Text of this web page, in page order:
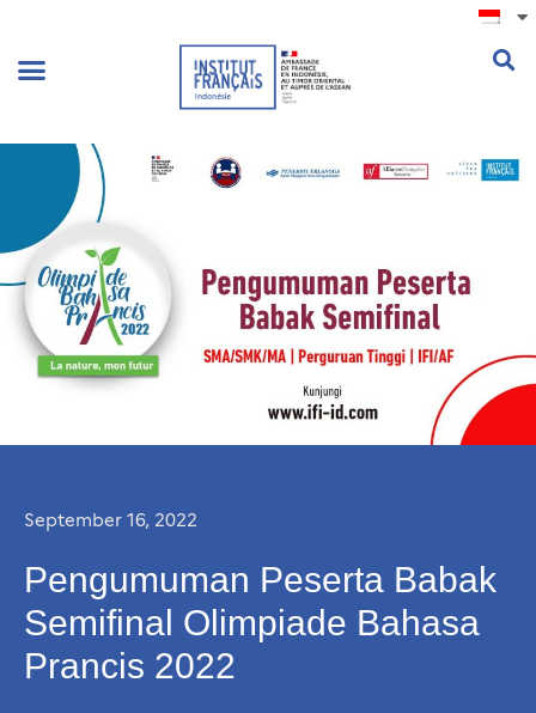
September 16, 2022
Pengumuman Peserta Babak
Semifinal Olimpiade Bahasa
Prancis 2022